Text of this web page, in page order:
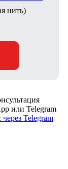
нить)
или Telegram
через Telegram